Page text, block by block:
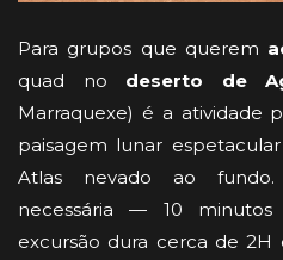
Para grupos que querem
quad no deserto de
Marraquexe) é a atividade
paisagem lunar
Atlas nevado ao fundo.
necessária — 10
excursão dura cerca de